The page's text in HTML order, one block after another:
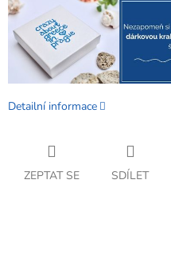
Detailní informace
ZEPTAT SE SDÍLET